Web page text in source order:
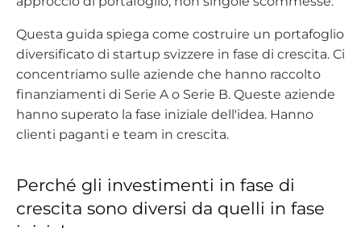
Questa guida spiega come costruire un portafoglio
diversificato di startup svizzere in fase di crescita. Ci
concentriamo sulle aziende che hanno raccolto
finanziamenti di Serie A o Serie B. Queste aziende
hanno superato la fase iniziale dell'idea. Hanno
clienti paganti e team in crescita.
Perché gli investimenti in fase di
crescita sono diversi da quelli in fase